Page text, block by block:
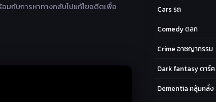
มกับการหาทางกลับไปแก้ไขอดีตเพื่อ
Cars รถ
Comedy ตลก
Crime อาชญากรรม
Dark fantasy ดาร์
Dementia คลุ้มคลั่ง